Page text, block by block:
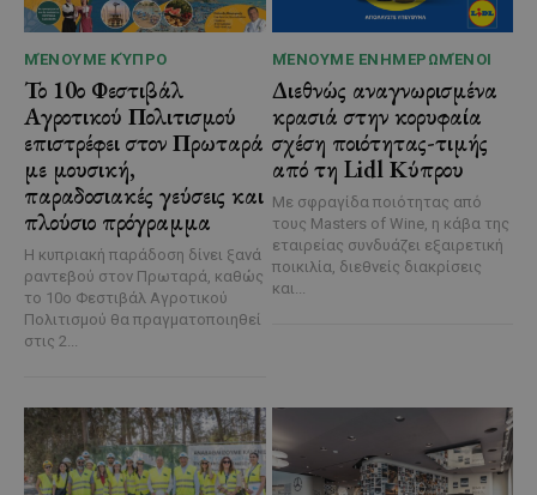
ΜΈΝΟΥΜΕ ΚΎΠΡΟ
Το 10ο Φεστιβάλ
Αγροτικού Πολιτισμού
επιστρέφει στον Πρωταρά
με μουσική,
παραδοσιακές γεύσεις και
πλούσιο πρόγραμμα
Η κυπριακή παράδοση δίνει ξανά
ραντεβού στον Πρωταρά, καθώς
το 10ο Φεστιβάλ Αγροτικού
Πολιτισμού θα πραγματοποιηθεί
στις 2...
ΜΈΝΟΥΜΕ ΕΝΗΜΕΡΩΜΈΝΟΙ
Διεθνώς αναγνωρισμένα
κρασιά στην κορυφαία
σχέση ποιότητας-τιμής
από τη Lidl Κύπρου
Με σφραγίδα ποιότητας από
τους Masters of Wine, η κάβα της
εταιρείας συνδυάζει εξαιρετική
ποικιλία, διεθνείς διακρίσεις
και...